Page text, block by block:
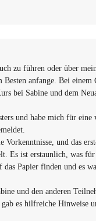
zu führen oder über
anfange. Bei einem
bei Sabine und dem
und habe mich für eine
Vorkenntnisse, und das
Es ist erstaunlich, was
das Papier finden und es
und den anderen
es hilfreiche Hinweise